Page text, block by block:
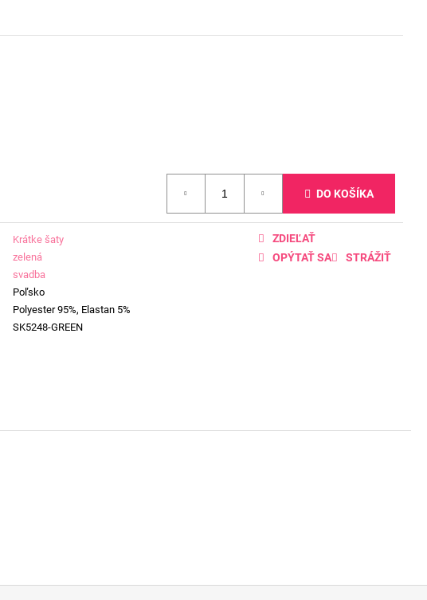
DO KOŠÍKA
Krátke šaty
zelená
svadba
Poľsko
Polyester 95%, Elastan 5%
SK5248-GREEN
OPÝTAŤ SA STRÁŽIŤ
ZDIEĽAŤ